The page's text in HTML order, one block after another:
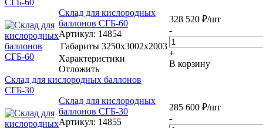
Склад для кислородных
баллонов СГБ-60
Артикул: 14854
Габариты 3250х3002х2003
Характеристики
Отложить
328 520 ₽/шт
-
+
В корзину
Склад для кислородных баллонов
СГБ-30
Склад для кислородных
баллонов СГБ-30
Артикул: 14855
285 600 ₽/шт
-